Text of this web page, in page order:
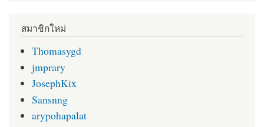
สมาชิกใหม่
Thomasygd
jmprary
JosephKix
Sansnng
arypohapalat